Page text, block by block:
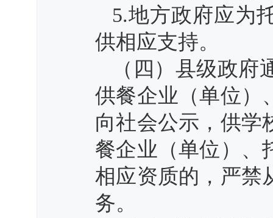
5.地方政府应为
供相应支持。
（四）县级政
供餐企业（单位）
向社会公示，供学
餐企业（单位）、
相应资质的，严禁
务。